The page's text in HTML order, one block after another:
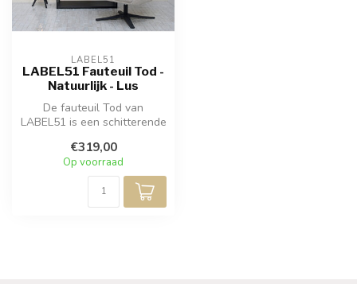
LABEL51
LABEL51 Fauteuil Tod -
Natuurlijk - Lus
De fauteuil Tod van
LABEL51 is een schitterende
gemaakt...
€319,00
Op voorraad